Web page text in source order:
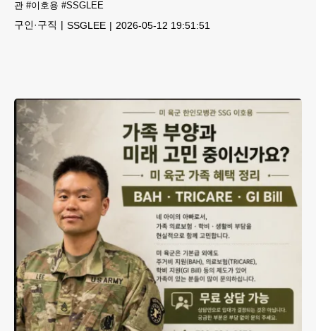
관 #이호용 #SSGLEE
구인·구직 SSGLEE 2026-05-12 19:51:51